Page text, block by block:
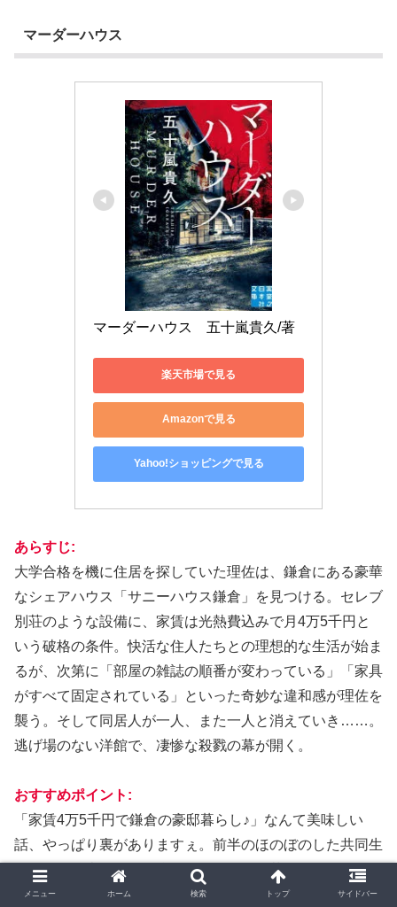
マーダーハウス
マーダーハウス　五十嵐貴久/著
楽天市場で見る
Amazonで見る
Yahoo!ショッピングで見る
あらすじ:
大学合格を機に住居を探していた理佐は、鎌倉にある豪華
なシェアハウス「サニーハウス鎌倉」を見つける。セレブ
別荘のような設備に、家賃は光熱費込みで月4万5千円と
いう破格の条件。快活な住人たちとの理想的な生活が始ま
るが、次第に「部屋の雑誌の順番が変わっている」「家具
がすべて固定されている」といった奇妙な違和感が理佐を
襲う。そして同居人が一人、また一人と消えていき……。
逃げ場のない洋館で、凄惨な殺戮の幕が開く。
おすすめポイント:
「家賃4万5千円で鎌倉の豪邸暮らし♪」なんて美味しい
話、やっぱり裏がありますぇ。前半のほのぼのした共同生
活から、後半の怒涛の惨殺ラッシュへの落差が激しすぎ
て、まさに「一気読み」必至のサイコホラーです！
メニュー ホーム 検索 トップ サイドバー